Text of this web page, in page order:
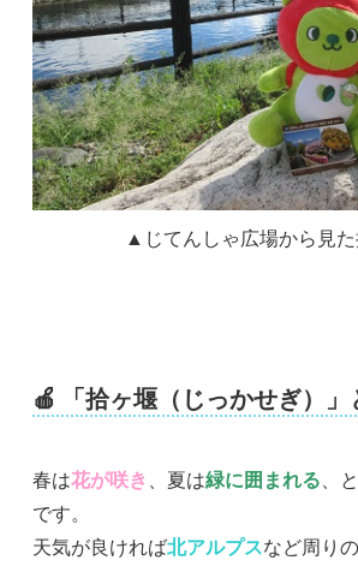
▲じてんしゃ広場から見
🍎 「拾ヶ堰（じっかせぎ）」
春は花が咲き 、夏は緑に囲まれる 、
です。
天気が良ければ北アルプスなど周り